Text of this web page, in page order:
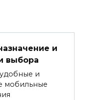
и
выбора
и
мобильные